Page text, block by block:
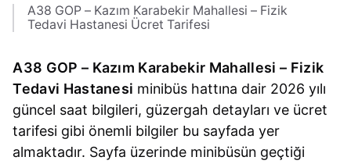
A38 GOP – Kazım Karabekir Mahallesi – Fizik
Tedavi Hastanesi Ücret Tarifesi
A38 GOP – Kazım Karabekir Mahallesi – Fizik
Tedavi Hastanesi minibüs hattına dair 2026 yılı
güncel saat bilgileri, güzergah detayları ve ücret
tarifesi gibi önemli bilgiler bu sayfada yer
almaktadır. Sayfa üzerinde minibüsün geçtiği